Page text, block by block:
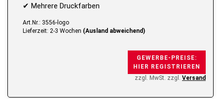
✔ Mehrere Druckfarben
Art.Nr.: 3556-logo
Lieferzeit: 2-3 Wochen (Ausland abweichend)
GEWERBE-PREISE:
HIER REGISTRIEREN
zzgl. MwSt. zzgl. Versand